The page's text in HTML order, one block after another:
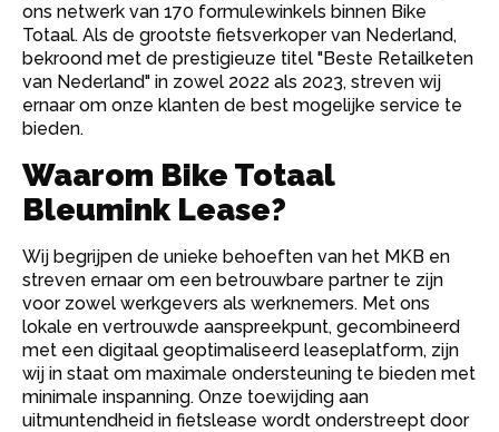
ons netwerk van 170 formulewinkels binnen Bike
Totaal. Als de grootste fietsverkoper van Nederland,
bekroond met de prestigieuze titel "Beste Retailketen
van Nederland" in zowel 2022 als 2023, streven wij
ernaar om onze klanten de best mogelijke service te
bieden.
Waarom Bike Totaal
Bleumink Lease?
Wij begrijpen de unieke behoeften van het MKB en
streven ernaar om een betrouwbare partner te zijn
voor zowel werkgevers als werknemers. Met ons
lokale en vertrouwde aanspreekpunt, gecombineerd
met een digitaal geoptimaliseerd leaseplatform, zijn
wij in staat om maximale ondersteuning te bieden met
minimale inspanning. Onze toewijding aan
uitmuntendheid in fietslease wordt onderstreept door